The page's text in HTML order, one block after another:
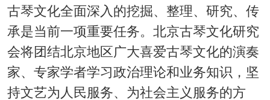
古琴文化全面深入的挖掘、整理、研究、传
承是当前一项重要任务。北京古琴文化研究
会将团结北京地区广大喜爱古琴文化的演奏
家、专家学者学习政治理论和业务知识，坚
持文艺为人民服务、为社会主义服务的方